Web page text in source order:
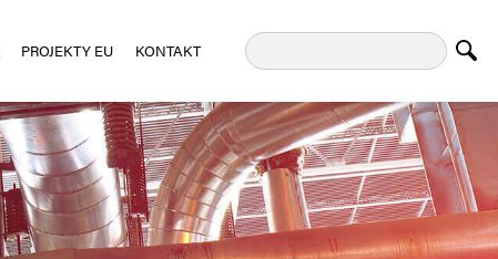
PROJEKTY EU KONTAKT